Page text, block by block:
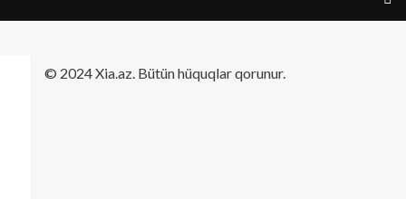
​© 2024 Xia.az. Bütün hüquqlar qorunur.